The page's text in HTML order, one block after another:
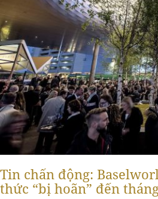
Tin chấn động:
thức “bị hoãn” đến